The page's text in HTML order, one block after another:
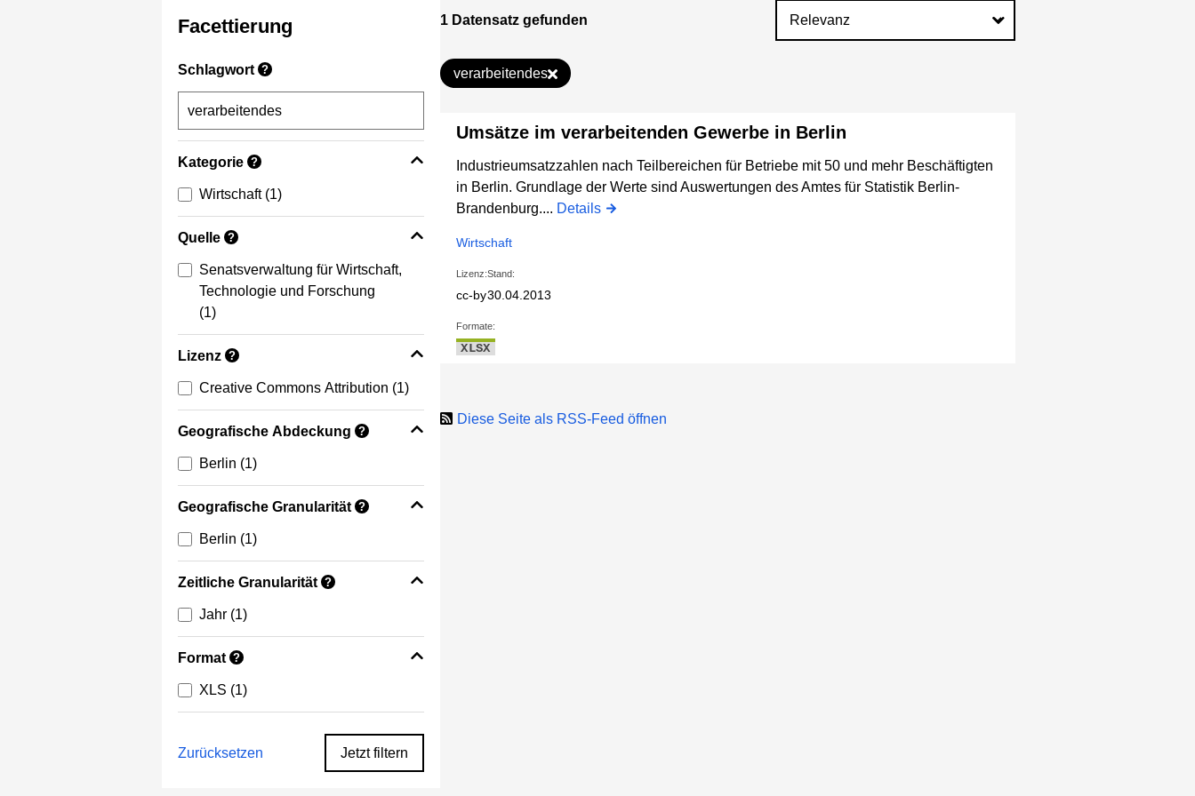
Facettierung
Schlagwort ?
Kategorie ?
Wirtschaft (1)
Quelle ?
Senatsverwaltung für Wirtschaft,
Technologie und Forschung
(1)
Lizenz ?
Creative Commons Attribution (1)
Geografische Abdeckung ?
Berlin (1)
Geografische Granularität ?
Berlin (1)
Zeitliche Granularität ?
Jahr (1)
Format ?
XLS (1)
Zurücksetzen Jetzt filtern
1 Datensatz gefunden
verarbeitendes
Umsätze im verarbeitenden Gewerbe in Berlin
Industrieumsatzzahlen nach Teilbereichen für Betriebe mit 50 und mehr Beschäftigten
in Berlin. Grundlage der Werte sind Auswertungen des Amtes für Statistik Berlin-
Brandenburg.... Details
Wirtschaft
Lizenz:
cc-by
Stand:
30.04.2013
Formate:
XLSX
Diese Seite als RSS-Feed öffnen